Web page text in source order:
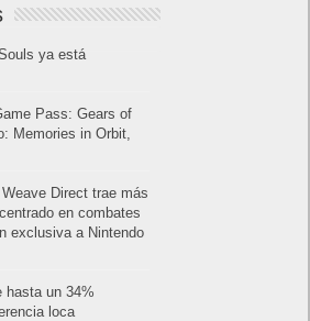
ya está
Pass: Gears of
Memories in Orbit,
Direct trae más
en combates
exclusiva a Nintendo
hasta un 34%
loca